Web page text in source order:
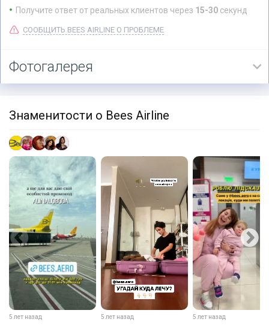
Получите ответ от реальных клиентов через 15-30 секунд
СООБЩИТЬ BEES AIRLINE О ПРОБЛЕМЕ
Фотогалерея
Знаменитости о Bees Airline
5 лет назад 5 лет назад 5 лет назад